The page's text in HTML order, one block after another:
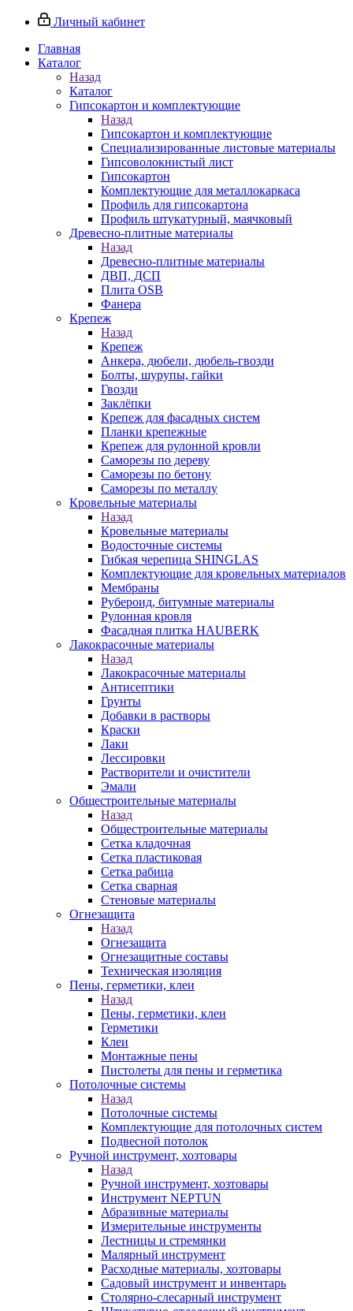
Личный кабинет
Главная
Каталог
Назад
Каталог
Гипсокартон и комплектующие
Назад
Гипсокартон и комплектующие
Специализированные листовые материалы
Гипсоволокнистый лист
Гипсокартон
Комплектующие для металлокаркаса
Профиль для гипсокартона
Профиль штукатурный, маячковый
Древесно-плитные материалы
Назад
Древесно-плитные материалы
ДВП, ДСП
Плита OSB
Фанера
Крепеж
Назад
Крепеж
Анкера, дюбели, дюбель-гвозди
Болты, шурупы, гайки
Гвозди
Заклёпки
Крепеж для фасадных систем
Планки крепежные
Крепеж для рулонной кровли
Саморезы по дереву
Саморезы по бетону
Саморезы по металлу
Кровельные материалы
Назад
Кровельные материалы
Водосточные системы
Гибкая черепица SHINGLAS
Комплектующие для кровельных материалов
Мембраны
Рубероид, битумные материалы
Рулонная кровля
Фасадная плитка HAUBERK
Лакокрасочные материалы
Назад
Лакокрасочные материалы
Антисептики
Грунты
Добавки в растворы
Краски
Лаки
Лессировки
Растворители и очистители
Эмали
Общестроительные материалы
Назад
Общестроительные материалы
Сетка кладочная
Сетка пластиковая
Сетка рабица
Сетка сварная
Стеновые материалы
Огнезащита
Назад
Огнезащита
Огнезащитные составы
Техническая изоляция
Пены, герметики, клеи
Назад
Пены, герметики, клеи
Герметики
Клеи
Монтажные пены
Пистолеты для пены и герметика
Потолочные системы
Назад
Потолочные системы
Комплектующие для потолочных систем
Подвесной потолок
Ручной инструмент, хозтовары
Назад
Ручной инструмент, хозтовары
Инструмент NEPTUN
Абразивные материалы
Измерительные инструменты
Лестницы и стремянки
Малярный инструмент
Расходные материалы, хозтовары
Садовый инструмент и инвентарь
Столярно-слесарный инструмент